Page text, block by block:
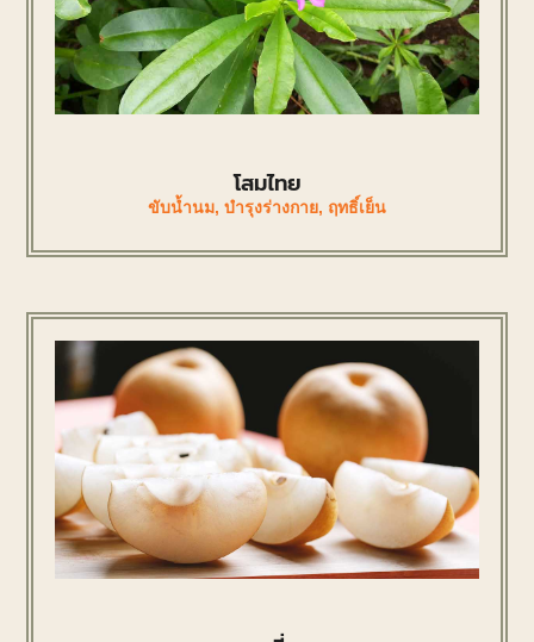
โสมไทย
ขับน้ำนม, บำรุงร่างกาย, ฤทธิ์เย็น